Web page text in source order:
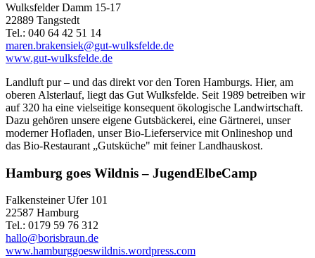
Wulksfelder Damm 15-17
22889 Tangstedt
Tel.: 040 64 42 51 14
maren.brakensiek@gut-wulksfelde.de
www.gut-wulksfelde.de
Landluft pur – und das direkt vor den Toren Hamburgs. Hier, am
oberen Alsterlauf, liegt das Gut Wulksfelde. Seit 1989 betreiben wir
auf 320 ha eine vielseitige konsequent ökologische Landwirtschaft.
Dazu gehören unsere eigene Gutsbäckerei, eine Gärtnerei, unser
moderner Hofladen, unser Bio-Lieferservice mit Onlineshop und
das Bio-Restaurant „Gutsküche" mit feiner Landhauskost.
Hamburg goes Wildnis – JugendElbeCamp
Falkensteiner Ufer 101
22587 Hamburg
Tel.: 0179 59 76 312
hallo@borisbraun.de
www.hamburggoeswildnis.wordpress.com